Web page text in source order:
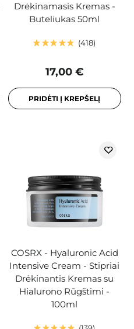
Drėkinamasis Kremas -
Buteliukas 50ml
418
17,00 €
PRIDĖTI Į KREPŠELĮ
COSRX - Hyaluronic Acid
Intensive Cream - Stipriai
Drėkinantis Kremas su
Hialurono Rūgštimi -
100ml